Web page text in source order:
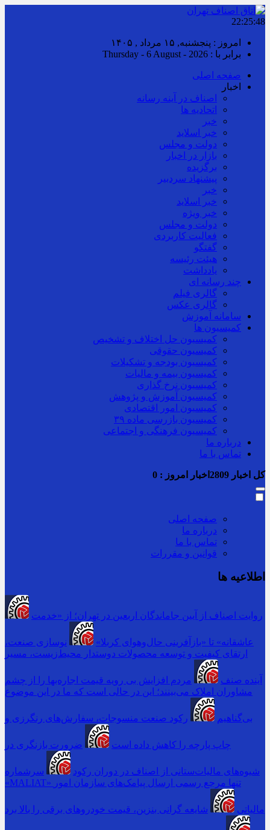
22:25:49
امروز : پنجشنبه, ۱۵ مرداد , ۱۴۰۵
برابر با : Thursday - 6 August - 2026
صفحه اصلی
اخبار
اصناف در آینه رسانه
اتحادیه ها
خبر
خبر اسلايد
دولت و مجلس
بازار در اخبار
برگزیده
پیشنهاد سردبیر
خبر
خبر اسلايد
خبر ویژه
دولت و مجلس
فعالیت کاربردی
گفتگو
هیئت رئیسه
یادداشت
چند رسانه ای
گالری فیلم
گالری عکس
سامانه آموزش
کمیسیون ها
کمیسیون حل اختلاف و تشخیص
کمیسیون حقوقی
کمیسیون بودجه و تشکیلات
کمیسیون بیمه و مالیات
کمیسیون نرخ گذاری
کمیسیون آموزش و پژوهش
کمیسیون امور اقتصادی
کمیسیون بازرسی ماده ۳۹
کمیسیون فرهنگی و اجتماعی
درباره ما
تماس با ما
کل اخبار اخبار امروز : 0
صفحه اصلی
درباره ما
تماس با ما
قوانین و مقررات
اطلاعیه ها
روایت اصناف از آیین جاماندگان اربعین در تهران؛ از «خدمت
عاشقانه» تا «بازآفرینی حال‌وهوای کربلا»
نوسازی صنعت،
ارتقای کیفیت و توسعه محصولات دوستدار محیط‌زیست، مسیر
آینده صنف
مردم افزایش بی رویه قیمت اجاره‌بها را از چشم
مشاوران املاک می‌بینند؛ این در حالی است که ما در این موضوع
بی‌گناهیم رکود صنعت منسوجات، سفارش‌های رنگرزی و
چاپ پارچه را کاهش داده است ضرورت بازنگری در
شیوه‌های مالیات‌ستانی از اصناف در دوران رکود
سرشماره
«MALIAT» تنها مرجع رسمی ارسال پیامک‌های سازمان امور
مالیاتی شایعه گرانی بنزین، قیمت خودروهای برقی را بالا برد